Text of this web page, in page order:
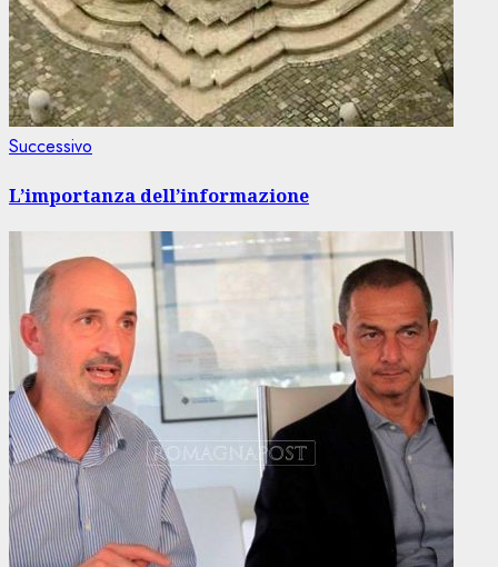
Successivo
L’importanza dell’informazione